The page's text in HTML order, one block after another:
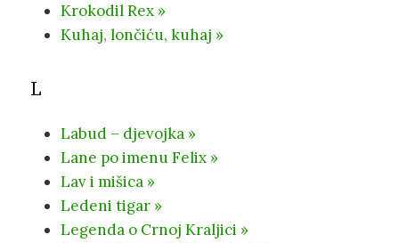
Krokodil Rex »
Kuhaj, lončiću, kuhaj »
L
Labud – djevojka »
Lane po imenu Felix »
Lav i mišica »
Ledeni tigar »
Legenda o Crnoj Kraljici »